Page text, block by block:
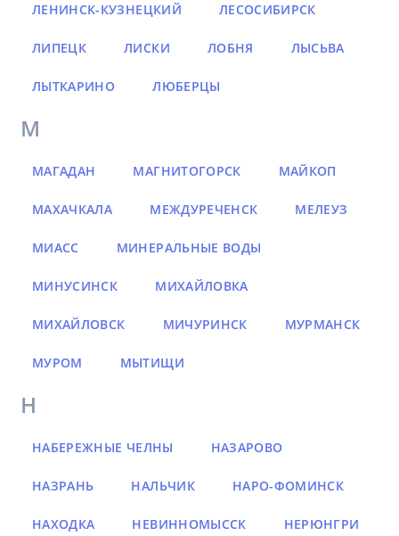
ЛЕНИНСК-КУЗНЕЦКИЙ ЛЕСОСИБИРСК
ЛИПЕЦК ЛИСКИ ЛОБНЯ ЛЫСЬВА
ЛЫТКАРИНО ЛЮБЕРЦЫ
М
МАГАДАН МАГНИТОГОРСК МАЙКОП
МАХАЧКАЛА МЕЖДУРЕЧЕНСК МЕЛЕУЗ
МИАСС МИНЕРАЛЬНЫЕ ВОДЫ
МИНУСИНСК МИХАЙЛОВКА
МИХАЙЛОВСК МИЧУРИНСК МУРМАНСК
МУРОМ МЫТИЩИ
Н
НАБЕРЕЖНЫЕ ЧЕЛНЫ НАЗАРОВО
НАЗРАНЬ НАЛЬЧИК НАРО-ФОМИНСК
НАХОДКА НЕВИННОМЫССК НЕРЮНГРИ